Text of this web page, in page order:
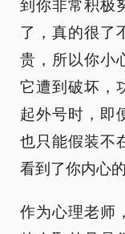
到你非常积极
了，真的很了
贵，所以你小
它遭到破坏，
起外号时，即
也只能假装不
看到了你内心
作为心理老师